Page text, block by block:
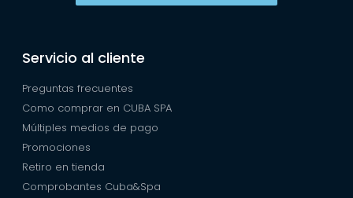
Servicio al cliente
Preguntas frecuentes
Como comprar en CUBA SPA
Múltiples medios de pago
Promociones
Retiro en tienda
Comprobantes Cuba&Spa